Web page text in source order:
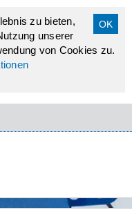
zu bieten,
unserer
von Cookies zu.